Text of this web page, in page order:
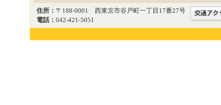
住所： 〒188-0001 西東京市谷戸町一丁目17番27号
電話： 042-421-5051